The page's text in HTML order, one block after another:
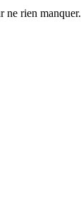
ne rien manquer.